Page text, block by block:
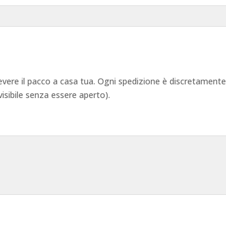
il pacco a casa tua. Ogni spedizione è discretamente
senza essere aperto).